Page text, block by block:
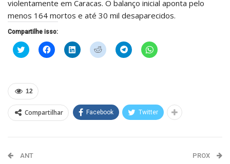
violentamente em Caracas. O balanço inicial aponta pelo
menos 164 mortos e até 30 mil desaparecidos.
Compartilhe isso:
Clique
para
em
nova
janela)
Clique
para
Clique
para
Clique
para
Clique
para
Clique
para
12
Compartilhar Facebook Twitter
ANT PROX